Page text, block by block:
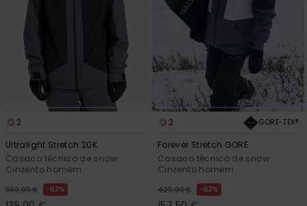
2
Ultralight Stretch 20K
Casaco técnico de snow
Cinzento homem
360,00 € 63%
2 GORE-TEX®
Forever Stretch GORE
Casaco técnico de snow
Cinzento homem
420,00 € 63%